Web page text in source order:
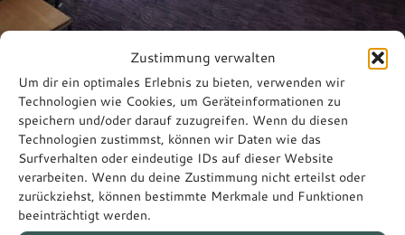
Zustimmung verwalten
Um dir ein optimales Erlebnis zu bieten, verwenden wir
Technologien wie Cookies, um Geräteinformationen zu
speichern und/oder darauf zuzugreifen. Wenn du diesen
Technologien zustimmst, können wir Daten wie das
Surfverhalten oder eindeutige IDs auf dieser Website
verarbeiten. Wenn du deine Zustimmung nicht erteilst oder
zurückziehst, können bestimmte Merkmale und Funktionen
beeinträchtigt werden.
Guest
reviews